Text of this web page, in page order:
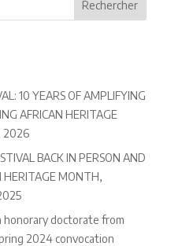
10 YEARS OF AMPLIFYING
AFRICAN HERITAGE
2026
BACK IN PERSON AND
HERITAGE MONTH,
honorary doctorate from
2024 convocation